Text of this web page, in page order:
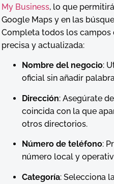
My Business, lo que
Google Maps y en las
Completa todos los campos
precisa y actualizada:
Nombre del negocio:
oficial sin añadir
Dirección: Asegúrate
coincida con la que
otros directorios.
Número de teléfono:
número local y
Categoría: Selecciona